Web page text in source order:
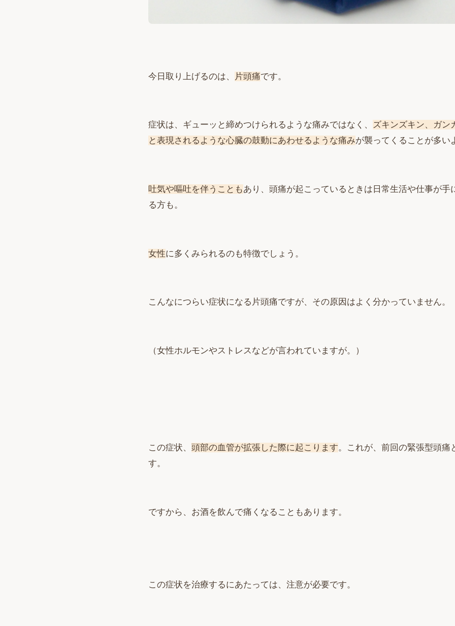
今日取り上げるのは、 片頭痛です。
症状は、ギューッと締めつけられるような痛みではなく、
ズキンズキン、ガン
と表現されるような心臓の鼓動にあわせるような痛みが襲ってくることが多い
吐気や嘔吐を伴うこともあり、頭痛が起こっているときは日常生活や仕事が手
る方も。
女性に多くみられるのも特徴でしょう。
こんなにつらい症状になる片頭痛ですが、その原因はよく分かっていません。
（女性ホルモンやストレスなどが言われていますが。）
この症状、 頭部の血管が拡張した際に起こります。これが、前回の緊張型頭痛
す。
ですから、お酒を飲んで痛くなることもあります。
この症状を治療するにあたっては、注意が必要です。